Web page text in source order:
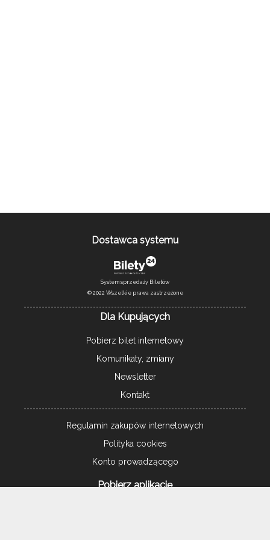
Dostawca systemu
System sprzedaży Biletów
© 2022 Wszelkie prawa zastrzeżone
Dla Kupujących
Pobierz bilet internetowy
Komunikaty, zmiany
Newsletter
Kontakt
Regulamin zakupów internetowych
Polityka cookies
Konto prowadzącego
Pobierz aplikację